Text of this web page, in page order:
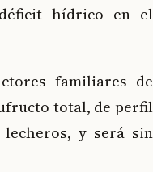
hídrico en el
familiares de
total, de perfil
y será sin